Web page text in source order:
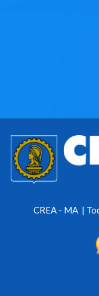
CREA - MA |